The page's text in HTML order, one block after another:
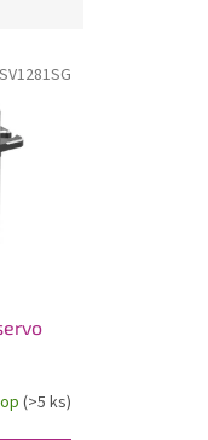
(>5 ks)